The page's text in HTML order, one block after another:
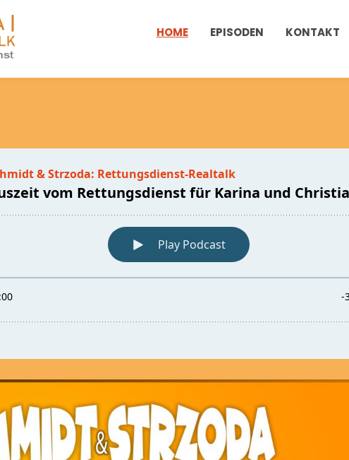
HOME EPISODEN KONTAKT